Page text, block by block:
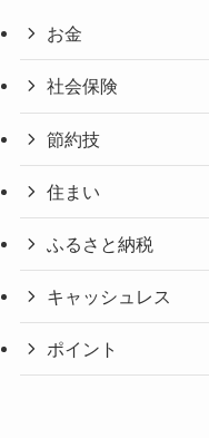
お金
社会保険
節約技
住まい
ふるさと納税
キャッシュレス
ポイント